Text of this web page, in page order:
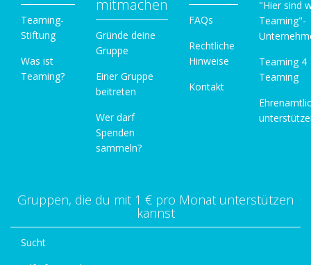
Teaming-
Stiftung
Was ist
Teaming?
mitmachen
Gründe deine
Gruppe
Einer Gruppe
beitreten
Wer darf
Spenden
sammeln?
FAQs
Rechtliche
Hinweise
Kontakt
"Hier sind
Teaming"-
Teaming 4
Teaming
Gruppen, die du mit 1 € pro Monat unterstützen
kannst
Sucht